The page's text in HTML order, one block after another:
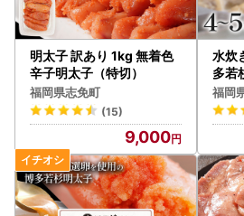
明太子 訳あり 1kg 無着色
辛子明太子（特切）
福岡県志免町
(15)
9,000
水炊
多若
福岡